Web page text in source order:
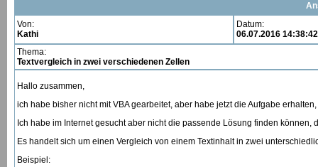
Von:
Kathi
Datum:
06.07.2016 14:38:42
Thema:
Textvergleich in zwei verschiedenen Zellen
Hallo zusammen,
ich habe bisher nicht mit VBA gearbeitet, aber habe jetzt die Aufgabe
Ich habe im Internet gesucht aber nicht die passende Lösung finden
Es handelt sich um einen Vergleich von einem Textinhalt in zwei
Beispiel: